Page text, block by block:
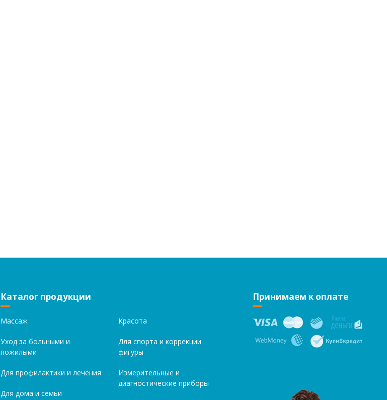
Каталог продукции
Массаж
Уход за больными и
пожилыми
Для профилактики и лечения
Для дома и семьи
Красота
Для спорта и коррекции
фигуры
Измерительные и
диагностические приборы
Принимаем к оплате